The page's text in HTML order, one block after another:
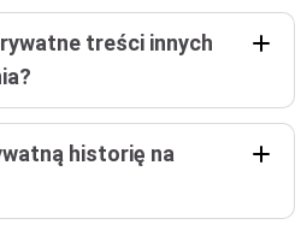
treści innych
historię na